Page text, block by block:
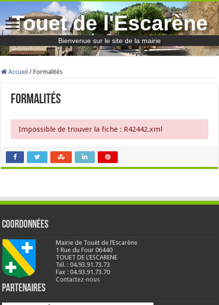
Touet de l'Escarène
Bienvenue sur le site de la mairie
Accueil / Formalités
Formalités
Impossible de trouver la fiche : R42442.xml
Coordonnées
Mairie de Touët de l’Escarène
1 Rue du Four 06440
TOUET DE L’ESCARENE
Tél. : 04.93.91.73.73
Fax : 04.93.91.73.70
Contactez-nous
Partenaires